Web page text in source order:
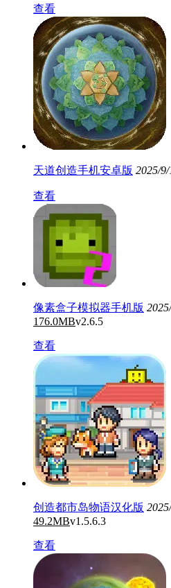
查看
天道创造手机安卓版 2025/9/
查看
像素盒子模拟器手机版
176.0MBv2.6.5
查看
创造都市岛物语汉化版
49.2MBv1.5.6.3
查看